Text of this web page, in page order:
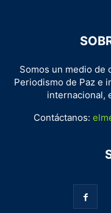
Somos un medio de
Periodismo de Paz e
internacional,
Contáctanos: